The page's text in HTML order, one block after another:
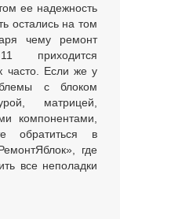
ее надежность
остались на том
чему ремонт
приходится
часто. Если же у
с блоком
матрицей,
компонентами,
обратиться в
где
все неполадки